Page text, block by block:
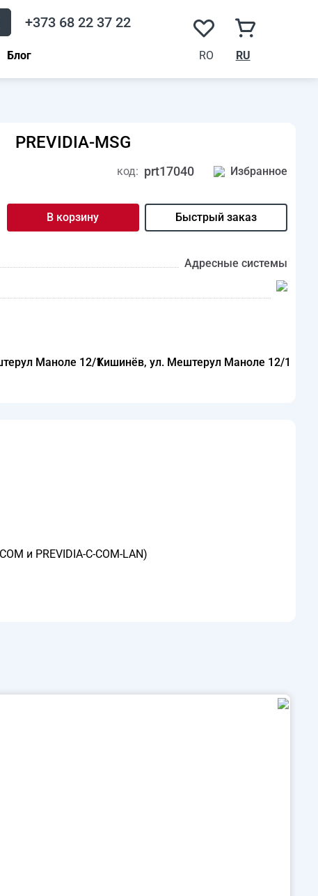
+373 68 22 37 22
Блог RO RU
PREVIDIA-MSG
код: prt17040 Избранное
В корзину Быстрый заказ
Адресные системы
Кишинёв, ул. Мештерул Маноле 12/1
и PREVIDIA-C-COM-LAN)